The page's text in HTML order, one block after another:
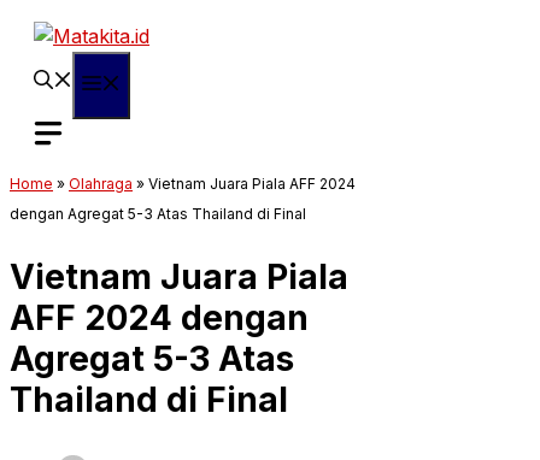
Langsung
Home » Olahraga » Vietnam Juara Piala AFF 2024
dengan Agregat 5-3 Atas Thailand di Final
Vietnam Juara Piala
AFF 2024 dengan
Agregat 5-3 Atas
Thailand di Final